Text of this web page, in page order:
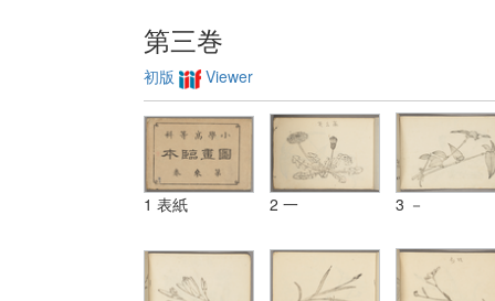
第三巻
初版 Viewer
1 表紙 2 一 3 －